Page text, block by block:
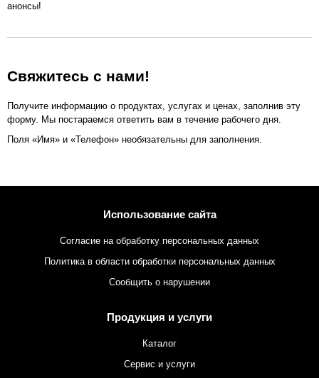
анонсы!
Свяжитесь с нами!
Получите информацию о продуктах, услугах и ценах, заполнив эту
форму. Мы постараемся ответить вам в течение рабочего дня.
Поля «Имя» и «Телефон» необязательны для заполнения.
Использование сайта
Согласие на обработку персональных данных
Политика в области обработки персональных данных
Сообщить о нарушении
Продукция и услуги
Каталог
Сервис и услуги